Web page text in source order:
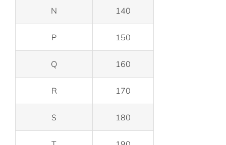
N 140
P 150
Q 160
R 170
S 180